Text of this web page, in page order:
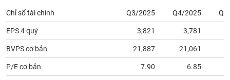
Chỉ số tài chính Q3/2025 Q4/2025
EPS 4 quý 3,821 3,781
BVPS cơ bản 21,887 21,061
P/E cơ bản 7.90 6.85